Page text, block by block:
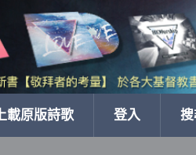
上載原版詩歌 登入